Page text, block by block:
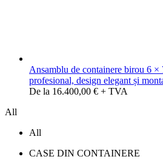
Ansamblu de containere birou 6 ×
profesional, design elegant și
De la 16.400,00 € + TVA
All
All
CASE DIN CONTAINERE